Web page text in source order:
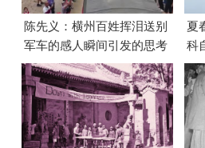
陈先义：横州百姓挥泪送别
军车的感人瞬间引发的思考
夏
科